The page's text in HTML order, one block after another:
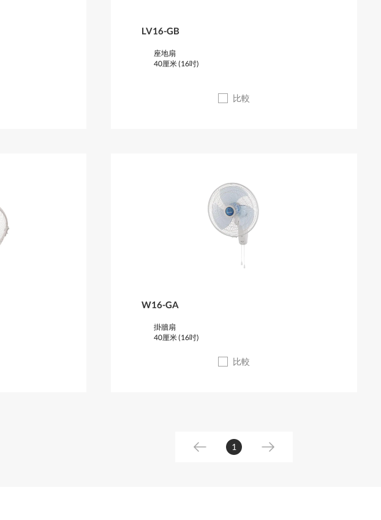
LV16-GB
座地扇
40厘米 (16吋)
比較
W16-GA
掛牆扇
40厘米 (16吋)
比較
1